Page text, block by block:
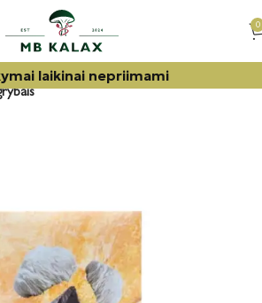
0
laikinai nepriimami